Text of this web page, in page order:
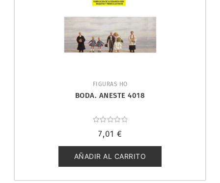
FIGURAS HO
BODA. ANESTE 4018
con
de
5
7,01 €
AÑADIR AL CARRITO